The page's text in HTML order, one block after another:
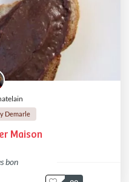
Demarle
Maison
bon